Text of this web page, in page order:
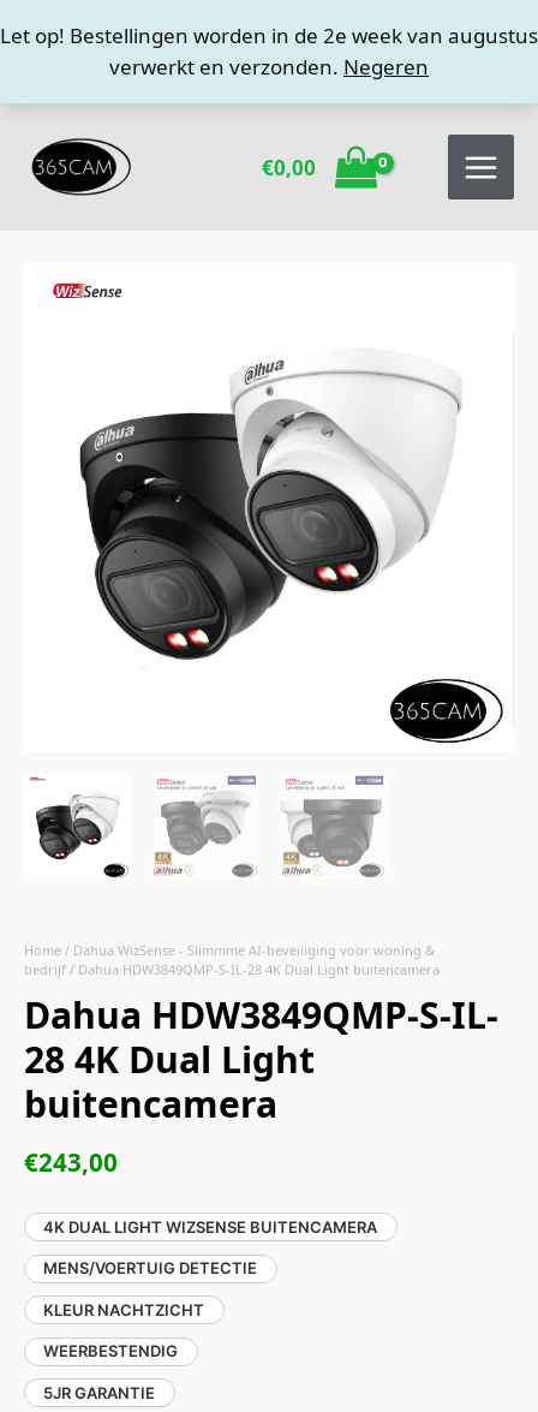
Let op! Bestellingen worden in de 2e week van augustus
verwerkt en verzonden. Negeren
naar
inhoud
€0,00
Home / Dahua WizSense - Slimmme AI-beveiliging voor woning &
bedrijf / Dahua HDW3849QMP-S-IL-28 4K Dual Light buitencamera
Dahua HDW3849QMP-S-IL-
28 4K Dual Light
buitencamera
€243,00
4K DUAL LIGHT WIZSENSE BUITENCAMERA
MENS/VOERTUIG DETECTIE
KLEUR NACHTZICHT
WEERBESTENDIG
5JR GARANTIE
HDW3849QMP-
buitencamera